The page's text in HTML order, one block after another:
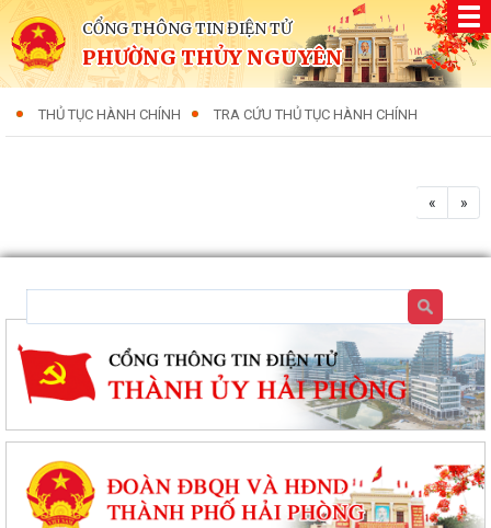
CỔNG THÔNG TIN ĐIỆN TỬ
PHƯỜNG THỦY NGUYÊN
THỦ TỤC HÀNH CHÍNH TRA CỨU THỦ TỤC HÀNH CHÍNH
« »